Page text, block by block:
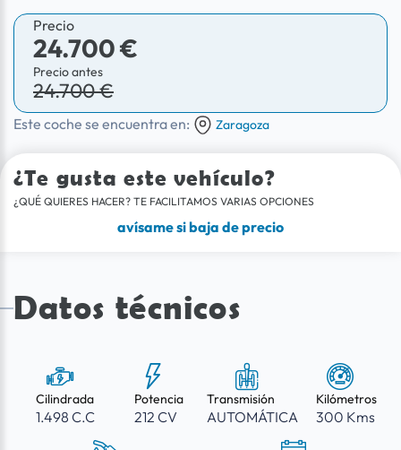
Precio
24.700 €
Precio antes
24.700 €
Este coche se encuentra en: Zaragoza
¿Te gusta este vehículo?
¿QUÉ QUIERES HACER? TE FACILITAMOS VARIAS OPCIONES
avísame si baja de precio
Datos técnicos
Cilindrada
1.498 C.C
Potencia
212 CV
Transmisión
AUTOMÁTICA
Kilómetros
300 Kms